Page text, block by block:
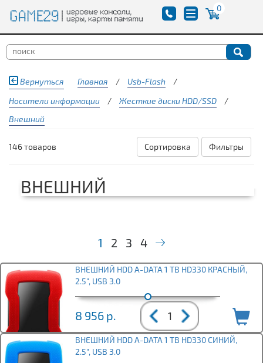
0
Вернуться Главная / Usb-Flash
/
Носители информации
/ Жесткие диски HDD/SSD
/
Внешний
146 товаров Фильтры
Сортировка
ВНЕШНИЙ
1 2 3 4
ВНЕШНИЙ HDD A-DATA 1 TB HD330 КРАСНЫЙ,
2.5", USB 3.0
8 956 р.
ВНЕШНИЙ HDD A-DATA 1 TB HD330 СИНИЙ,
2.5", USB 3.0